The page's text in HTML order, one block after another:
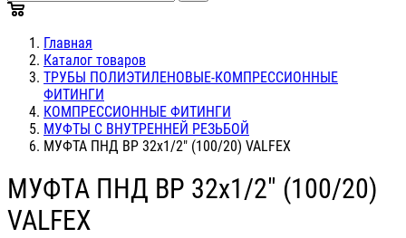
Главная
Каталог товаров
ТРУБЫ ПОЛИЭТИЛЕНОВЫЕ-КОМПРЕССИОННЫЕ
ФИТИНГИ
КОМПРЕССИОННЫЕ ФИТИНГИ
МУФТЫ С ВНУТРЕННЕЙ РЕЗЬБОЙ
МУФТА ПНД ВР 32х1/2" (100/20) VALFEX
МУФТА ПНД ВР 32х1/2" (100/20)
VALFEX